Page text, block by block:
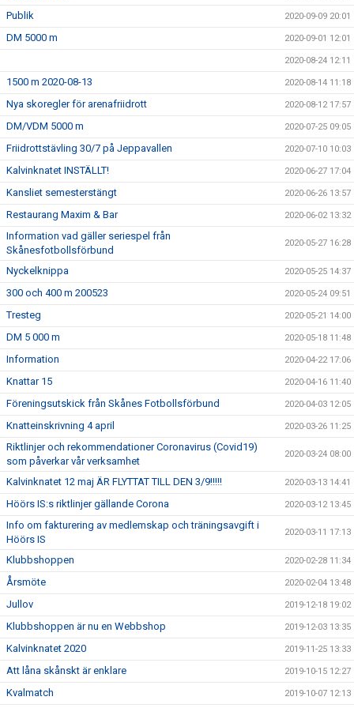
Publik 2020-09-09 20:01
DM 5000 m 2020-09-01 12:01
2020-08-24 12:11
1500 m 2020-08-13 2020-08-14 11:18
Nya skoregler för arenafriidrott 2020-08-12 17:57
DM/VDM 5000 m 2020-07-25 09:05
Friidrottstävling 30/7 på Jeppavallen 2020-07-10 10:03
Kalvinknatet INSTÄLLT! 2020-06-27 17:04
Kansliet semesterstängt 2020-06-26 13:57
Restaurang Maxim & Bar 2020-06-02 13:32
Information vad gäller seriespel från
Skånesfotbollsförbund
2020-05-27 16:28
Nyckelknippa 2020-05-25 14:37
300 och 400 m 200523 2020-05-24 09:51
Tresteg 2020-05-21 14:00
DM 5 000 m 2020-05-18 11:48
Information 2020-04-22 17:06
Knattar 15 2020-04-16 11:40
Föreningsutskick från Skånes Fotbollsförbund 2020-04-03 12:05
Knatteinskrivning 4 april 2020-03-26 11:25
Riktlinjer och rekommendationer Coronavirus (Covid19)
som påverkar vår verksamhet
2020-03-24 08:00
Kalvinknatet 12 maj ÄR FLYTTAT TILL DEN 3/9!!!!! 2020-03-13 14:41
Höörs IS:s riktlinjer gällande Corona 2020-03-12 13:45
Info om fakturering av medlemskap och träningsavgift i
Höörs IS
2020-03-11 17:13
Klubbshoppen 2020-02-28 11:34
Årsmöte 2020-02-04 13:48
Jullov 2019-12-18 19:02
Klubbshoppen är nu en Webbshop 2019-12-03 13:35
Kalvinknatet 2020 2019-11-25 13:33
Att låna skånskt är enklare 2019-10-15 12:27
Kvalmatch 2019-10-07 12:13